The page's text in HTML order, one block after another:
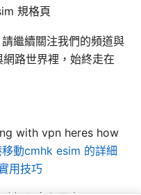
規格頁
繼續關注我們的頻道與
路世界裡，始終走在
with vpn heres how
動cmhk esim 的詳細
用技巧